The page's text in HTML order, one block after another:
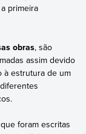
primeira
obras, são
assim devido
à estrutura de um
foram escritas